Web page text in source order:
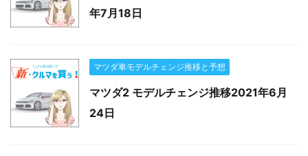
年7月18日
マツダ車モデルチェンジ推移と予想
マツダ2 モデルチェンジ推移2021年6月
24日